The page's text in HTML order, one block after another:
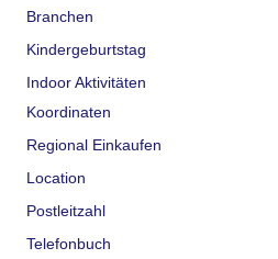
Branchen
Kindergeburtstag
Indoor Aktivitäten
Koordinaten
Regional Einkaufen
Location
Postleitzahl
Telefonbuch